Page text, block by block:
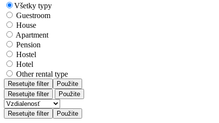
Všetky typy
Guestroom
House
Apartment
Pension
Hostel
Hotel
Other rental type
Resetujte filter
Použite
Resetujte filter
Použite